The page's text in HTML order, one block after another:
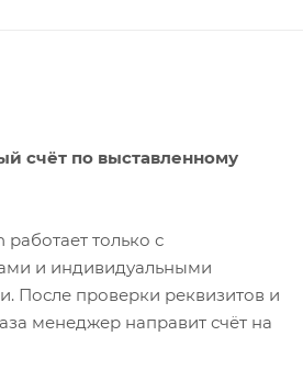
счёт по выставленному
только с
и индивидуальными
После проверки реквизитов и
менеджер направит счёт на